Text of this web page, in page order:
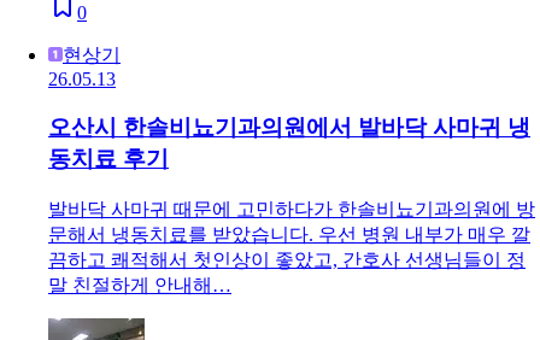
0
현상기
26.05.13
오산시 한솔비뇨기과의원에서 발바닥 사마귀 냉
동치료 후기
발바닥 사마귀 때문에 고민하다가 한솔비뇨기과의원에 방
문해서 냉동치료를 받았습니다. 우선 병원 내부가 매우 깔
끔하고 쾌적해서 첫인상이 좋았고, 간호사 선생님들이 정
말 친절하게 안내해…